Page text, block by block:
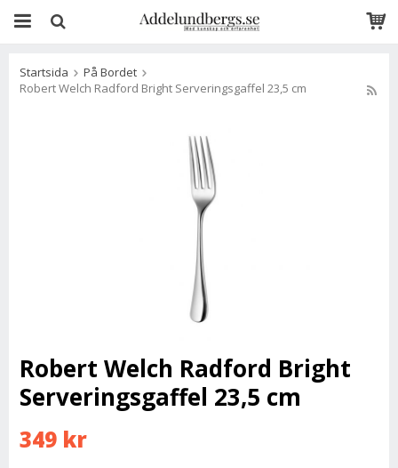
Startsida
På Bordet
Robert Welch Radford Bright Serveringsgaffel 23,5 cm
Robert Welch Radford Bright
Serveringsgaffel 23,5 cm
349 kr